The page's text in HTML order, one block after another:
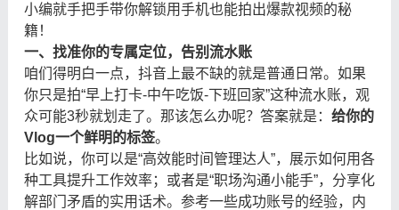
小编就手把手带你解锁用手机也能拍出爆款视频的秘
籍！
一、找准你的专属定位，告别流水账
咱们得明白一点，抖音上最不缺的就是普通日常。如果
你只是拍“早上打卡-中午吃饭-下班回家”这种流水账，观
众可能3秒就划走了。那该怎么办呢？答案就是： 给你的
Vlog一个鲜明的标签。
比如说，你可以是“高效能时间管理达人”，展示如何用各
种工具提升工作效率；或者是“职场沟通小能手”，分享化
解部门矛盾的实用话术。参考一些成功账号的经验，内